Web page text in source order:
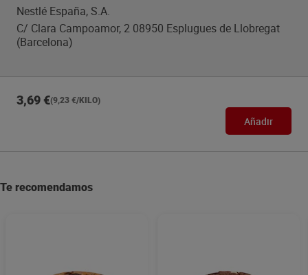
Nestlé España, S.A.
C/ Clara Campoamor, 2 08950 Esplugues de Llobregat
(Barcelona)
3,69 €(9,23 €/KILO)
Añadir
Te recomendamos